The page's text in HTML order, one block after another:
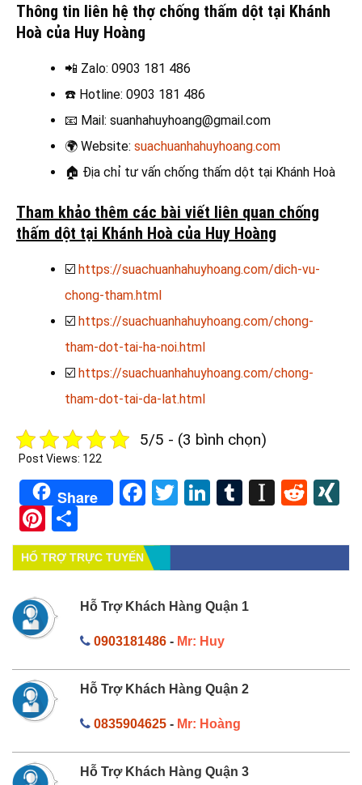
Thông tin liên hệ thợ chống thấm dột tại Khánh
Hoà của Huy Hoàng
📲 Zalo: 0903 181 486
☎️ Hotline: 0903 181 486
📧 Mail: suanhahuyhoang@gmail.com
🌍 Website: suachuanhahuyhoang.com
🏠 Địa chỉ tư vấn chống thấm dột tại Khánh Hoà
Tham khảo thêm các bài viết liên quan chống
thấm dột tại Khánh Hoà của Huy Hoàng
☑️ https://suachuanhahuyhoang.com/dich-vu-
chong-tham.html
☑️ https://suachuanhahuyhoang.com/chong-
tham-dot-tai-ha-noi.html
☑️ https://suachuanhahuyhoang.com/chong-
tham-dot-tai-da-lat.html
5/5 - (3 bình chọn)
Post Views: 122
Share Facebook
TwitterLinkedIn
Tumblr
Pinterest
HỔ TRỢ TRỰC TUYẾN
Hỗ Trợ Khách Hàng Quận 1
0903181486- Mr: Huy
Hỗ Trợ Khách Hàng Quận 2
0835904625- Mr: Hoàng
Hỗ Trợ Khách Hàng Quận 3